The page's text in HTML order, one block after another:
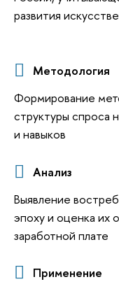
развития
Методология
Формирование
структуры спроса
и навыков
Анализ
Выявление
эпоху и оценка их
заработной плате
Применение